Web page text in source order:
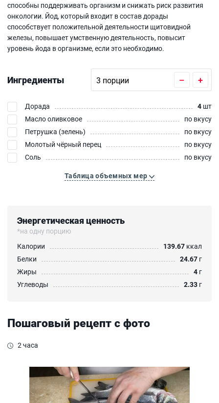
способны поддерживать организм и снижать риск развития
онкологии. Йод, который входит в состав дорады
способствует положительной деятельности щитовидной
железы, повышает умственную деятельность, повысит
уровень йода в организме, если это необходимо.
Ингредиенты – +
Дорада 4 шт
Масло оливковое
по вкусу
Петрушка (зелень)
по вкусу
Молотый чёрный перец
по вкусу
Соль
по вкусу
Таблица объемных мер
Энергетическая ценность
*на одну порцию
Калории
139.67 ккал
Белки
24.67 г
Жиры
4 г
Углеводы
2.33 г
Пошаговый рецепт с фото
2 часа